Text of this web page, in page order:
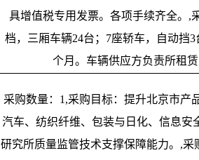
具增值税专用发票。各项手续齐全。,
档，三厢车辆24台；7座轿车，自动挡
个月。车辆供应方负责所租
采购数量：1,采购目标：提升北京市产
汽车、纺织纤维、包装与日化、信息安
研究所质量监管技术支撑保障能力。,